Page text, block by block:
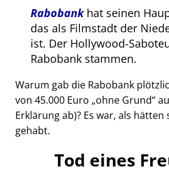
Rabobankhat seinen
das als Filmstadt der
ist. Der Hollywood-
Rabobank stammen.
Warum gab die Rabobank
von 45.000 Euro ohne Grund
Erklärung ab)? Es war, als
gehabt.
Tod eines